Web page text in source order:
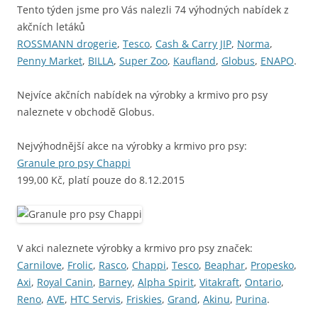
Tento týden jsme pro Vás nalezli 74 výhodných nabídek z
akčních letáků
ROSSMANN drogerie, Tesco, Cash & Carry JIP, Norma,
Penny Market, BILLA, Super Zoo, Kaufland, Globus, ENAPO.
Nejvíce akčních nabídek na výrobky a krmivo pro psy
naleznete v obchodě Globus.
Nejvýhodnější akce na výrobky a krmivo pro psy:
Granule pro psy Chappi
199,00 Kč, platí pouze do 8.12.2015
V akci naleznete výrobky a krmivo pro psy značek:
Carnilove, Frolic, Rasco, Chappi, Tesco, Beaphar, Propesko,
Axi, Royal Canin, Barney, Alpha Spirit, Vitakraft, Ontario,
Reno, AVE, HTC Servis, Friskies, Grand, Akinu, Purina.